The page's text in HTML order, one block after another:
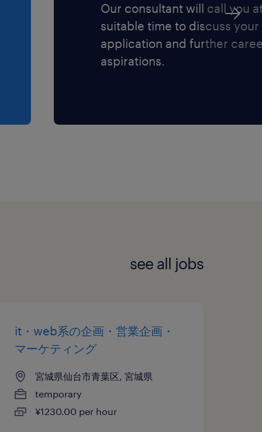
Our consultant will call you
suitable time to discuss your
application and further
aspirations.
see all jobs
it・web系の企画・営業企画・
マーケティング
宮城県仙台市青葉区, 宮城県
temporary
¥1230.00 per hour